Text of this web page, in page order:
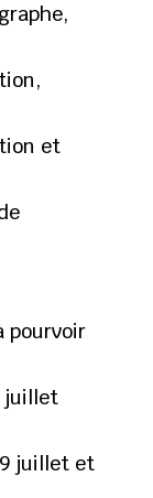
et
pourvoir
juillet
juillet et